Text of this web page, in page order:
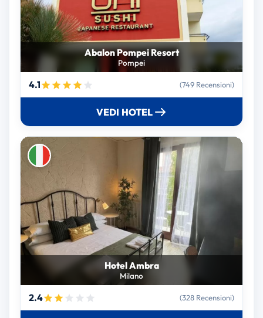
Abalon Pompei Resort
Pompei
4.1 (749 Recensioni)
VEDI HOTEL
Hotel Ambra
Milano
2.4 (328 Recensioni)